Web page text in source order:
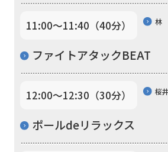
11:00〜11:40（40分） 林
ファイトアタックBEAT
12:00〜12:30（30分） 桜井
ポールdeリラックス
official
website
into